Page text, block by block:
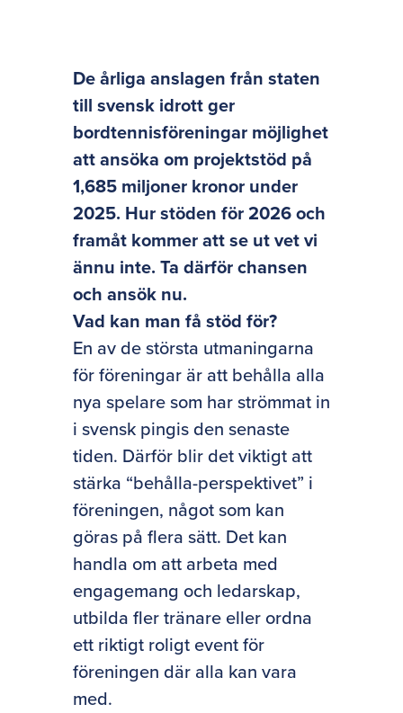
De årliga anslagen från staten
till svensk idrott ger
bordtennisföreningar möjlighet
att ansöka om projektstöd på
1,685 miljoner kronor under
2025. Hur stöden för 2026 och
framåt kommer att se ut vet vi
ännu inte. Ta därför chansen
och ansök nu.
Vad kan man få stöd för?
En av de största utmaningarna
för föreningar är att behålla alla
nya spelare som har strömmat in
i svensk pingis den senaste
tiden. Därför blir det viktigt att
stärka “behålla-perspektivet” i
föreningen, något som kan
göras på flera sätt. Det kan
handla om att arbeta med
engagemang och ledarskap,
utbilda fler tränare eller ordna
ett riktigt roligt event för
föreningen där alla kan vara
med.